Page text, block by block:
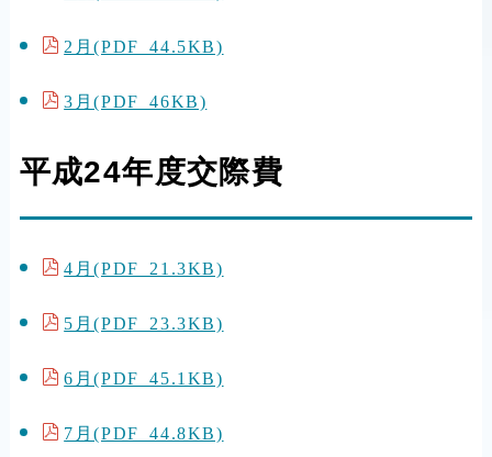
2月(PDF 44.5KB)
3月(PDF 46KB)
平成24年度交際費
4月(PDF 21.3KB)
5月(PDF 23.3KB)
6月(PDF 45.1KB)
7月(PDF 44.8KB)